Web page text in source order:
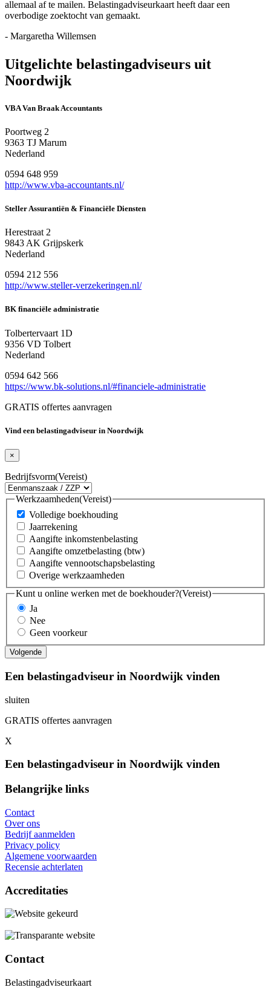
allemaal af te mailen. Belastingadviseurkaart heeft daar een
overbodige zoektocht van gemaakt.
- Margaretha Willemsen
Uitgelichte belastingadviseurs uit
Noordwijk
VBA Van Braak Accountants
Poortweg 2
9363 TJ Marum
Nederland
0594 648 959
http://www.vba-accountants.nl/
Steller Assurantiën & Financiële Diensten
Herestraat 2
9843 AK Grijpskerk
Nederland
0594 212 556
http://www.steller-verzekeringen.nl/
BK financiële administratie
Tolbertervaart 1D
9356 VD Tolbert
Nederland
0594 642 566
https://www.bk-solutions.nl/#financiele-administratie
GRATIS offertes aanvragen
Vind een belastingadviseur in Noordwijk
×
Bedrijfsvorm(Vereist)
Werkzaamheden(Vereist)
Volledige boekhouding
Jaarrekening
Aangifte inkomstenbelasting
Aangifte omzetbelasting (btw)
Aangifte vennootschapsbelasting
Overige werkzaamheden
Kunt u online werken met de boekhouder?(Vereist)
Ja
Nee
Geen voorkeur
Een belastingadviseur in Noordwijk vinden
sluiten
GRATIS offertes aanvragen
X
Een belastingadviseur in Noordwijk vinden
Belangrijke links
Contact
Over ons
Bedrijf aanmelden
Privacy policy
Algemene voorwaarden
Recensie achterlaten
Accreditaties
Contact
Belastingadviseurkaart